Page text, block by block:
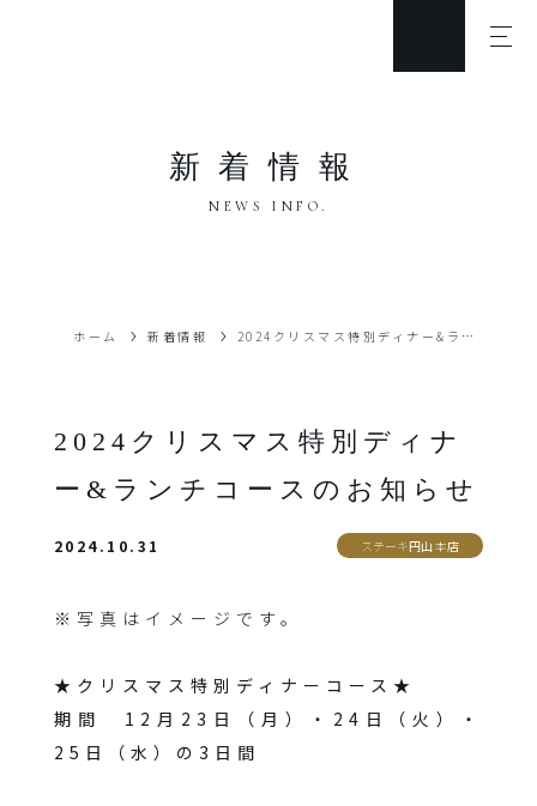
新着情報
NEWS INFO.
ホーム 新着情報 2024クリスマス特別ディナー&ランチコースのお知らせ
2024クリスマス特別ディナ
ー&ランチコースのお知らせ
2024.10.31 ステーキ円山 本店
※写真はイメージです。
★クリスマス特別ディナーコース★
期間 12月23日（月）・24日（火）・
25日（水）の3日間